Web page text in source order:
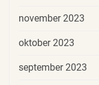
november 2023
oktober 2023
september 2023